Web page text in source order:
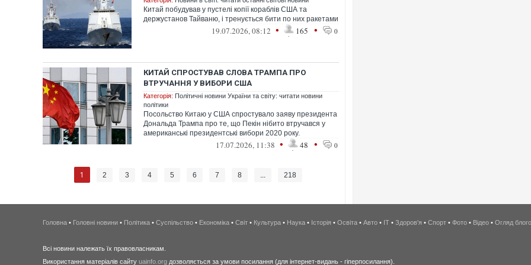
Китай побудував у пустелі копії кораблів США та
держустанов Тайваню, і тренується бити по них ракетами
19.07.2026, 08:12 • 165 • 0
КИТАЙ СПРОСТУВАВ СЛОВА ТРАМПА ПРО
ВТРУЧАННЯ У ВИБОРИ США
Категорія: Політичні новини України та світу: читати новини
політики
Посольство Китаю у США спростувало заяву президента
Дональда Трампа про те, що Пекін нібито втручався у
американські президентські вибори 2020 року.
17.07.2026, 11:38 • 48 • 0
1 2 3 4 5 6 7 8 ... 218
Головна • Головні новини • Політика • Суспільство • Економіка • Світ • Культура • Наука • Історія • Освіта • Авто • IT • Здоров'я • Спорт • Фото • Відео • Огляд
Всі новини належать їх правовласникам.
Використання матеріалів сайту uainfo.org дозволяється за умови посилання (для інтернет-видань - гіперпосилання).